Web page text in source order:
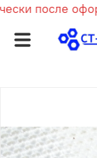
после